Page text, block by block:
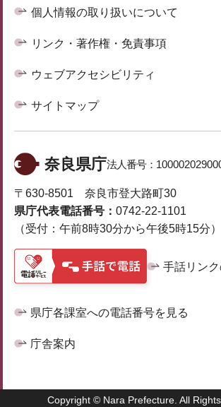
個人情報の取り扱いについて
リンク・著作権・免責事項
ウェブアクセシビリティ
サイトマップ
奈良県庁法人番号：
〒630-8501 奈良市登大路町30
県庁代表電話番号： 0742-22-1101
（受付：午前8時30分から午後5時15分）
手話リン
県庁各課室への電話番号を見る
庁舎案内
Copyright © Nara Prefecture. All Rights